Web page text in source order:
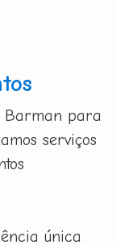
Barman para
serviços
única